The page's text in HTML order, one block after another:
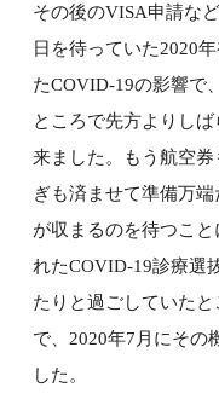
その後のVISA申請な
日を待っていた2020
たCOVID-19の影響で
ところで先方よりし
来ました。もう航空
ぎも済ませて準備万
が収まるのを待つこ
れたCOVID-19診療選
たりと過ごしていた
で、2020年7月にその
した。